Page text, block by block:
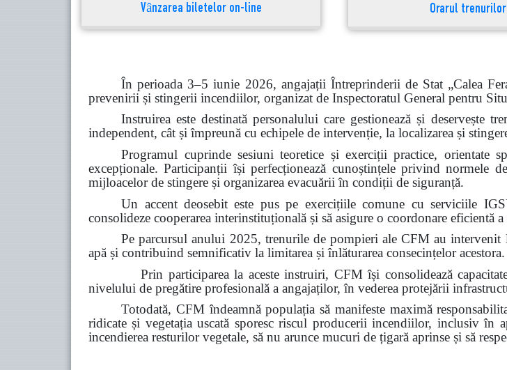
Vânzarea biletelor on-line Orarul trenurilor
În perioada 3–5 iunie 2026, angajații Întreprinderii de Stat „Calea
prevenirii și stingerii incendiilor, organizat de Inspectoratul General pentru
Instruirea este destinată personalului care gestionează și
independent, cât și împreună cu echipele de intervenție, la localizarea și
Programul cuprinde sesiuni teoretice și exerciții practice, orientate
excepționale. Participanții își perfecționează cunoștințele privind normele
mijloacelor de stingere și organizarea evacuării în condiții de siguranță.
Un accent deosebit este pus pe exercițiile comune cu serviciile
consolideze cooperarea interinstituțională și să asigure o coordonare
Pe parcursul anului 2025, trenurile de pompieri ale CFM au
apă și contribuind semnificativ la limitarea și înlăturarea consecințelor acestora.
Prin participarea la aceste instruiri, CFM își consolidează
nivelului de pregătire profesională a angajaților, în vederea protejării
Totodată, CFM îndeamnă populația să manifeste maximă
ridicate și vegetația uscată sporesc riscul producerii incendiilor, inclusiv în
incendierea resturilor vegetale, să nu arunce mucuri de țigară aprinse și să